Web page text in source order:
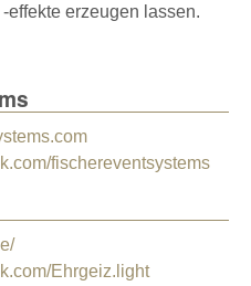
effekte erzeugen lassen.
fischereventsystems
Ehrgeiz.light